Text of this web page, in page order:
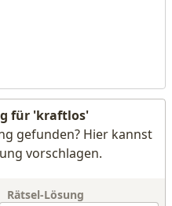
für 'kraftlos'
gefunden? Hier kannst
vorschlagen.
Rätsel-Lösung